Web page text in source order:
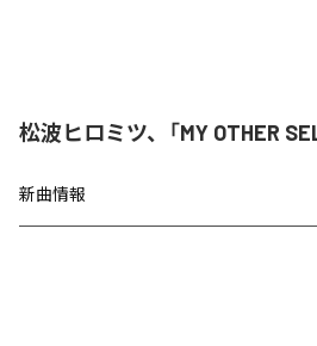
松波ヒロミツ、「MY OTHER
新曲情報